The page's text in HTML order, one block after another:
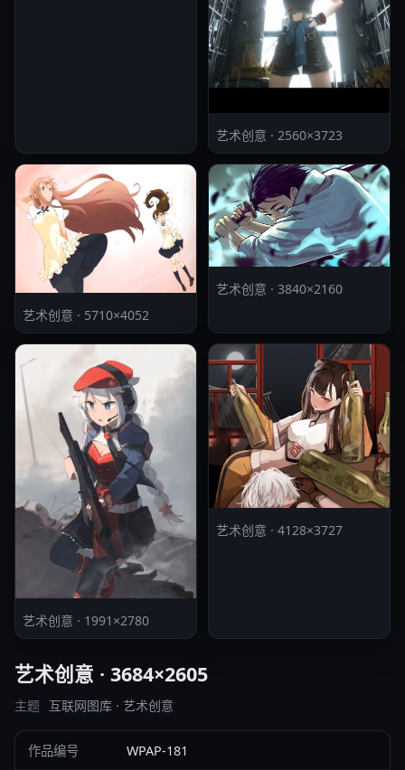
艺术创意 · 2560×3723
艺术创意 · 5710×4052
艺术创意 · 3840×2160
艺术创意 · 1991×2780
艺术创意 · 4128×3727
艺术创意 · 3684×2605
主题 互联网图库 · 艺术创意
作品编号 WPAP-181